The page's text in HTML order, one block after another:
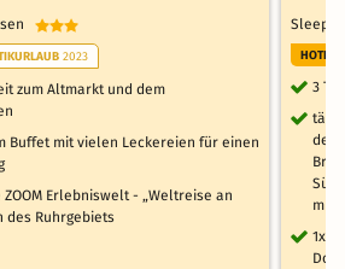
2023
zum Altmarkt und dem
Buffet mit vielen Leckereien für einen
Erlebniswelt - „Weltreise an
des Ruhrgebiets
3
den
1x